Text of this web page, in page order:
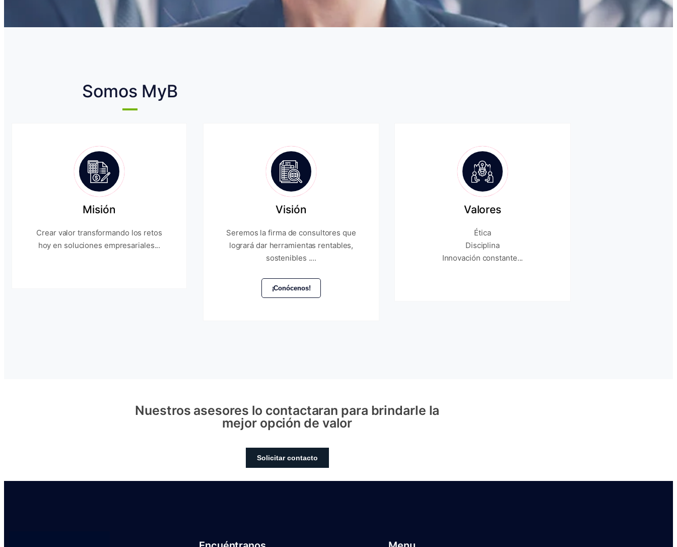
Somos MyB
Misión
Crear valor transformando los retos
hoy en soluciones empresariales...
Visión
Seremos la firma de consultores que
logrará dar herramientas rentables,
sostenibles ....
¡Conócenos!
Valores
Ética
Disciplina
Innovación constante...
Nuestros asesores lo contactaran para brindarle la
mejor opción de valor
Solicitar contacto